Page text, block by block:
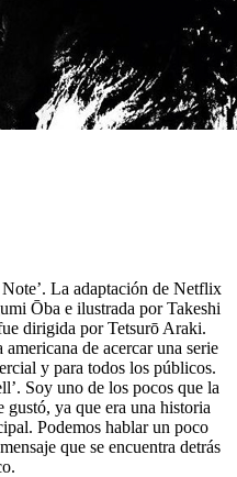
La adaptación de Netflix
Ōba e ilustrada por Takeshi
dirigida por Tetsurō Araki.
de acercar una serie
y para todos los públicos.
Soy uno de los pocos que la
gustó, ya que era una historia
Podemos hablar un poco
que se encuentra detrás